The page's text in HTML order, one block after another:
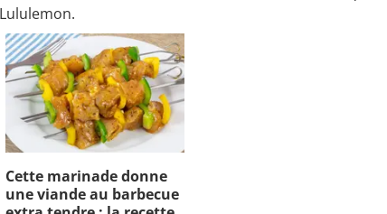
Cette marinade donne
une viande au barbecue